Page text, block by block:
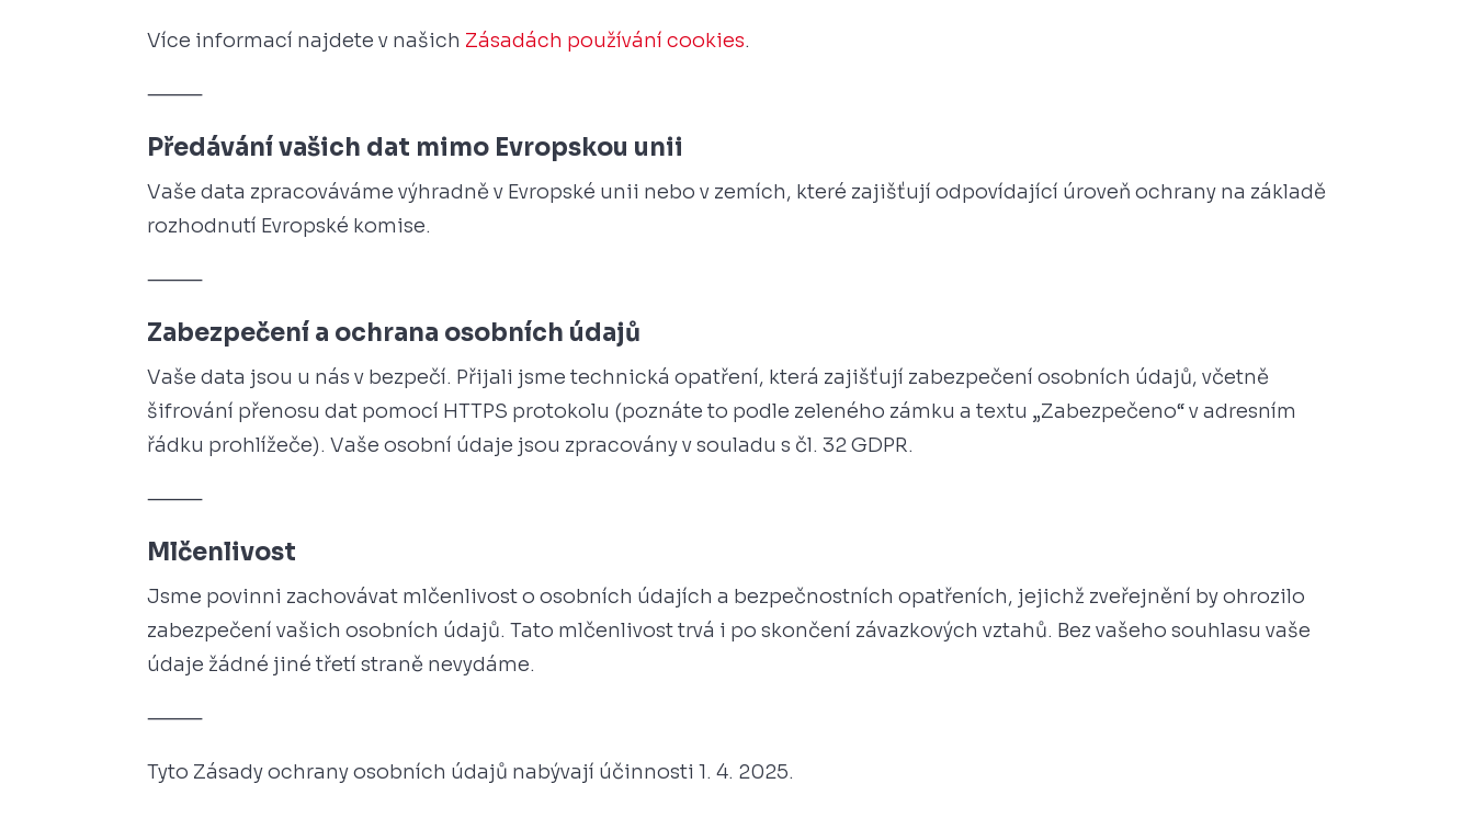
Více informací najdete v našich Zásadách používání cookies.
⸻
Předávání vašich dat mimo Evropskou unii
Vaše data zpracováváme výhradně v Evropské unii nebo v zemích, které zajišťují odpovídající úroveň ochrany na základě
rozhodnutí Evropské komise.
⸻
Zabezpečení a ochrana osobních údajů
Vaše data jsou u nás v bezpečí. Přijali jsme technická opatření, která zajišťují zabezpečení osobních údajů, včetně
šifrování přenosu dat pomocí HTTPS protokolu (poznáte to podle zeleného zámku a textu „Zabezpečeno“ v adresním
řádku prohlížeče). Vaše osobní údaje jsou zpracovány v souladu s čl. 32 GDPR.
⸻
Mlčenlivost
Jsme povinni zachovávat mlčenlivost o osobních údajích a bezpečnostních opatřeních, jejichž zveřejnění by ohrozilo
zabezpečení vašich osobních údajů. Tato mlčenlivost trvá i po skončení závazkových vztahů. Bez vašeho souhlasu vaše
údaje žádné jiné třetí straně nevydáme.
⸻
Tyto Zásady ochrany osobních údajů nabývají účinnosti 1. 4. 2025.